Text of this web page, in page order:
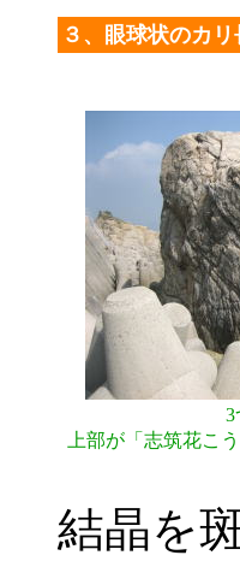
３、眼球状のカ
3
上部が「志筑花こ
結晶を